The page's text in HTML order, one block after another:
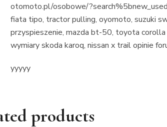
otomoto.pl/osobowe/
fiata tipo, tractor pulling, oyomoto, suzuki
przyspieszenie, mazda bt-50, toyota corolla
wymiary skoda karoq, nissan x trail opinie
yyyyy
products